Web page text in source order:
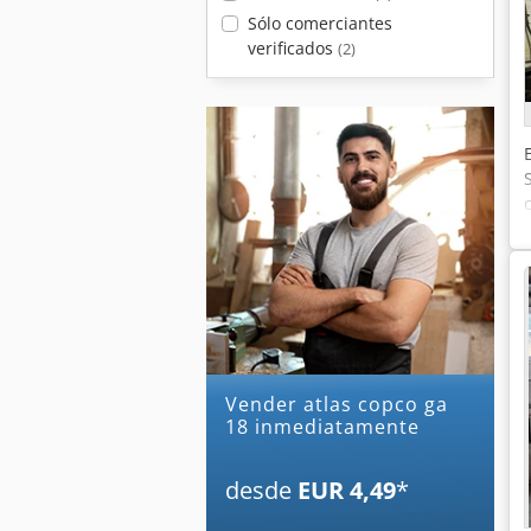
Sólo comerciantes
verificados (2)
Vender atlas copco ga
18 inmediatamente
desde EUR 4,49*